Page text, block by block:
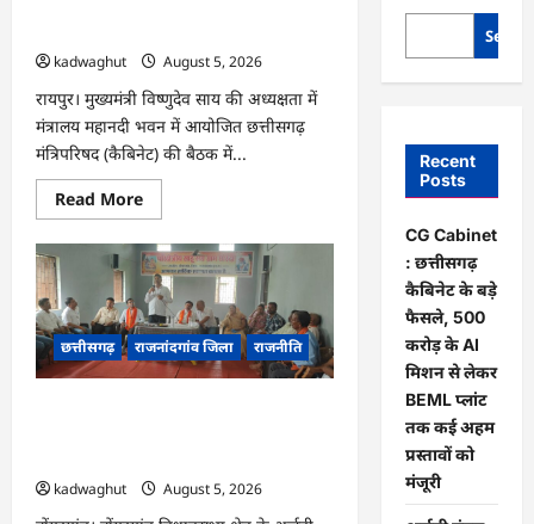
kadwaghut
August 5, 2026
रायपुर। मुख्यमंत्री विष्णुदेव साय की अध्यक्षता में
मंत्रालय महानदी भवन में आयोजित छत्तीसगढ़
मंत्रिपरिषद (कैबिनेट) की बैठक में...
Read MoreRead
more
CG
Cabinet
:
छत्तीसगढ़
कैबिनेट
के
बड़े
फैसले,
500
लेकर
BEML
प्लांट
छत्तीसगढ़ राजनांदगांव जिला राजनीति
kadwaghut
August 5, 2026
Recent
Posts
CG Cabinet
: छत्तीसगढ़
कैबिनेट के बड़े
फैसले, 500
करोड़ के AI
मिशन से लेकर
BEML प्लांट
तक कई अहम
प्रस्तावों को
मंजूरी